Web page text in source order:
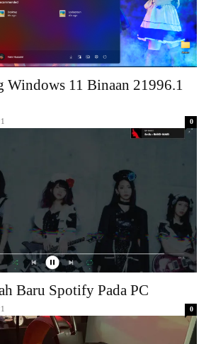
Windows 11 Binaan 21996.1
0
Baru Spotify Pada PC
0